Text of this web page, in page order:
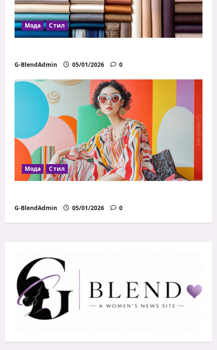
Мода Стил
G-BlendAdmin 05/01/2026 0
Мода Стил
G-BlendAdmin 05/01/2026 0